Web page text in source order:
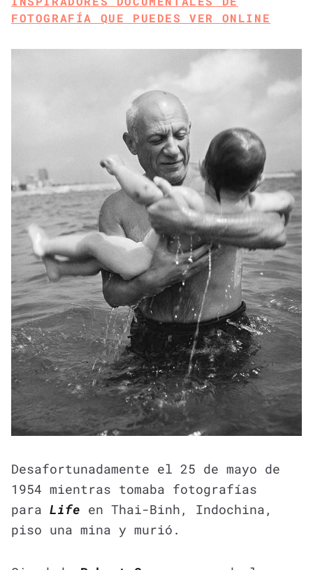
FOTOGRAFÍA QUE PUEDES VER ONLINE
Desafortunadamente el 25 de mayo de
1954 mientras tomaba fotografías
para Life en Thai-Binh, Indochina,
piso una mina y murió.